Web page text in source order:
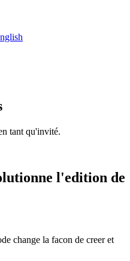
tant qu'invité.
l'edition de
change la facon de creer et